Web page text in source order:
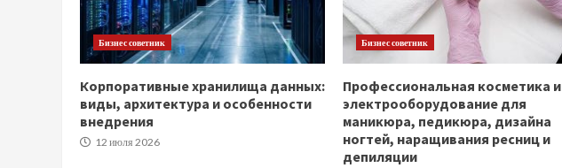
Бизнес советник
Корпоративные хранилища данных:
виды, архитектура и особенности
внедрения
12 июля 2026
Бизнес советник
Профессиональная косметика и
электрооборудование для
маникюра, педикюра, дизайна
ногтей, наращивания ресниц и
депиляции